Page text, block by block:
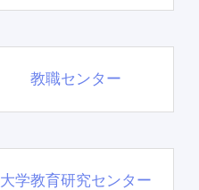
教職センター
大学教育研究センター